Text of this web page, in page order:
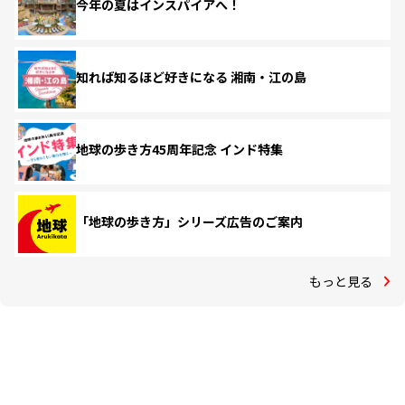
今年の夏はインスパイアへ！
知れば知るほど好きになる 湘南・江の島
地球の歩き方45周年記念 インド特集
「地球の歩き方」シリーズ広告のご案内
もっと見る